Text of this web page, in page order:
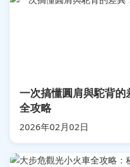
一次搞懂圓肩與駝背
全攻略
2026年02月02日